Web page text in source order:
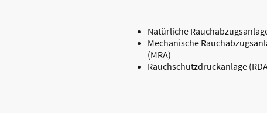
Natürliche
Mechanische
(MRA)
Rauchschutzdruckanlage